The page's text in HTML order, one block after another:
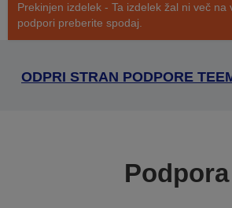
Prekinjen izdelek - Ta izdelek žal ni več na
podpori preberite spodaj.
ODPRI STRAN PODPORE
Podpora